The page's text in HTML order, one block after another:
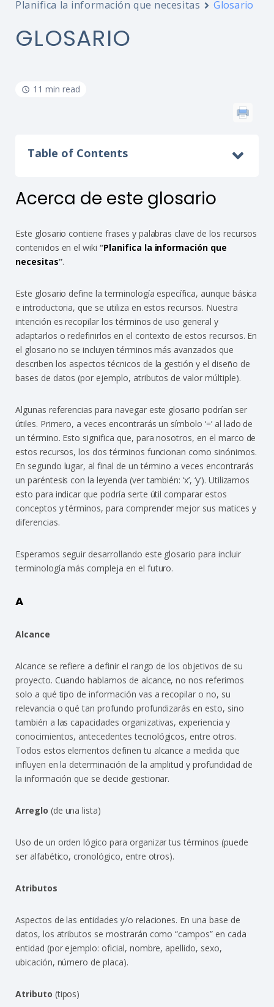
Interoperability
Human rights research databases
Planifica la información que necesitas
Glosario
GLOSARIO
11 min read
Table of Contents
Acerca de este glosario
Este glosario contiene frases y palabras clave de los recursos
contenidos en el wiki “Planifica la información que
necesitas”.
Este glosario define la terminología específica, aunque básica
e introductoria, que se utiliza en estos recursos. Nuestra
intención es recopilar los términos de uso general y
adaptarlos o redefinirlos en el contexto de estos recursos. En
el glosario no se incluyen términos más avanzados que
describen los aspectos técnicos de la gestión y el diseño de
bases de datos (por ejemplo, atributos de valor múltiple).
Algunas referencias para navegar este glosario podrían ser
útiles. Primero, a veces encontrarás un símbolo ‘=’ al lado de
un término. Esto significa que, para nosotros, en el marco de
estos recursos, los dos términos funcionan como sinónimos.
En segundo lugar, al final de un término a veces encontrarás
un paréntesis con la leyenda (ver también: ‘x’, ‘y’). Utilizamos
esto para indicar que podría serte útil comparar estos
conceptos y términos, para comprender mejor sus matices y
diferencias.
Esperamos seguir desarrollando este glosario para incluir
terminología más compleja en el futuro.
A
Alcance
Alcance se refiere a definir el rango de los objetivos de su
proyecto. Cuando hablamos de alcance, no nos referimos
solo a qué tipo de información vas a recopilar o no, su
relevancia o qué tan profundo profundizarás en esto, sino
también a las capacidades organizativas, experiencia y
conocimientos, antecedentes tecnológicos, entre otros.
Todos estos elementos definen tu alcance a medida que
influyen en la determinación de la amplitud y profundidad de
la información que se decide gestionar.
Arreglo (de una lista)
Uso de un orden lógico para organizar tus términos (puede
ser alfabético, cronológico, entre otros).
Atributos
Aspectos de las entidades y/o relaciones. En una base de
datos, los atributos se mostrarán como “campos” en cada
entidad (por ejemplo: oficial, nombre, apellido, sexo,
ubicación, número de placa).
Atributo (tipos)